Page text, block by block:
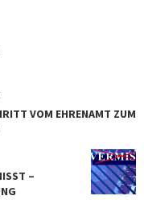
VOM EHRENAMT ZUM
–